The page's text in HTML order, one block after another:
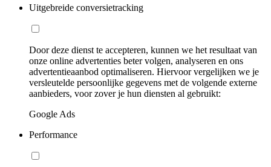
Uitgebreide conversietracking
Door deze dienst te accepteren, kunnen we het resultaat van
onze online advertenties beter volgen, analyseren en ons
advertentieaanbod optimaliseren. Hiervoor vergelijken we je
versleutelde persoonlijke gegevens met de volgende externe
aanbieders, voor zover je hun diensten al gebruikt:
Google Ads
Performance